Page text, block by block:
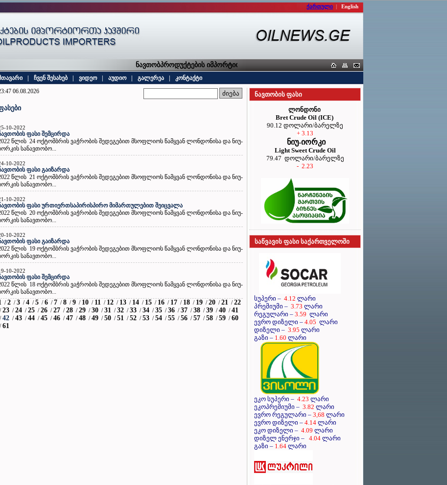
ქართული | English
ნავთობპროდუქტების იმპორტიორთა კავშირი
ჩვენ შესახებ ვიდეო აუდიო გალერეა
კონტაქტი
06.08.2026
10-2022
ფასი შემცირდა
წლის 24 ოქტომბრის ვაჭრობის შედეგებით მსოფლიოს წამყვან ლონდონისა და ნიუ-
სანავთობო...
10-2022
ფასი გაიზარდა
წლის 21 ოქტომბრის ვაჭრობის შედეგებით მსოფლიოს წამყვან ლონდონისა და ნიუ-
სანავთობო...
10-2022
ფასი ურთიერთსაპირისპირო მიმართულებით შეიცვალა
წლის 20 ოქტომბრის ვაჭრობის შედეგებით მსოფლიოს წამყვან ლონდონისა და ნიუ-
სანავთობო...
10-2022
ფასი გაიზარდა
წლის 19 ოქტომბრის ვაჭრობის შედეგებით მსოფლიოს წამყვან ლონდონისა და ნიუ-
სანავთობო...
10-2022
ფასი შემცირდა
წლის 18 ოქტომბრის ვაჭრობის შედეგებით მსოფლიოს წამყვან ლონდონისა და ნიუ-
სანავთობო...
/ 2 / 3 / 4 / 5 / 6 / 7 / 8 / 9 / 10 / 11 / 12 / 13 / 14 / 15 / 16 / 17 / 18 / 19 / 20 / 21 / 22
/ 23 / 24 / 25 / 26 / 27 / 28 / 29 / 30 / 31 / 32 / 33 / 34 / 35 / 36 / 37 / 38 / 39 / 40 / 41
/ 42 / 43 / 44 / 45 / 46 / 47 / 48 / 49 / 50 / 51 / 52 / 53 / 54 / 55 / 56 / 57 / 58 / 59 / 60
/ 61
ნავთობის ფასი
ლონდონი
Bret Crude Oil (ICE)
90.12 დოლარი/ბარელზე
+ 3.13
ნიუ-იორკი
Light Sweet Crude Oil
79.47 დოლარი/ბარელზე
- 2.23
საწვავის ფასი საქართველოში
სუპერი – 4.12 ლარი
პრემიუმი – 3.73 ლარი
რეგულარი – 3.59 ლარი
ევრო დიზელი – 4.05 ლარი
დიზელი – 3.95 ლარი
გაზი – 1.60 ლარი
ეკო სუპერი – 4.23 ლარი
ეკოპრემიუმი – 3.82 ლარი
ევრო რეგულარი – 3,68 ლარი
ევრო დიზელი – 4.14 ლარი
ეკო დიზელი – 4.09 ლარი
დიზელ ენერჯი – 4.04 ლარი
გაზი – 1.64 ლარი